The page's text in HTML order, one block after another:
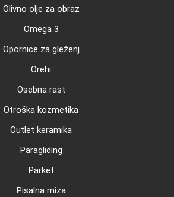
Olivno olje za obraz
Omega 3
Opornice za gleženj
Orehi
Osebna rast
Otroška kozmetika
Outlet keramika
Paragliding
Parket
Pisalna miza